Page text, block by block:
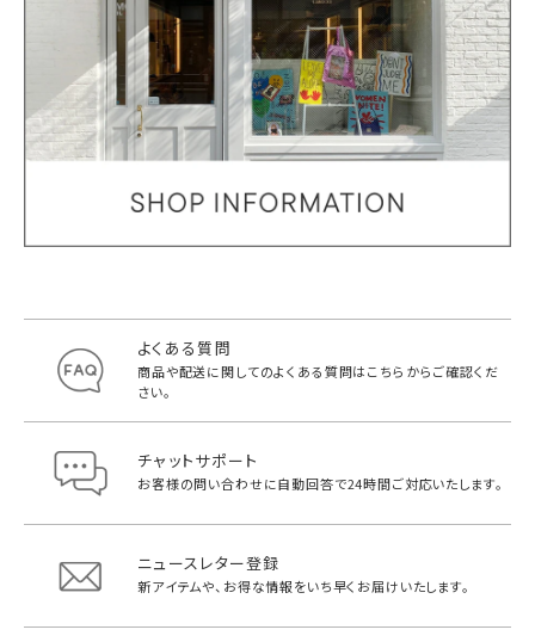
よくある質問
商品や配送に関してのよくある質問はこちらからご確認くだ
さい。
チャットサポート
お客様の問い合わせに自動回答で24時間ご対応いたします。
ニュースレター登録
新アイテムや、お得な情報をいち早く お届けいたします。